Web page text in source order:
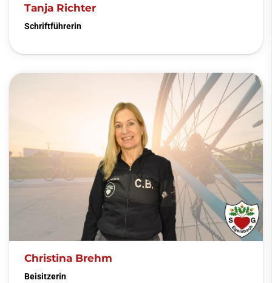
Tanja Richter
Schriftführerin
Christina Brehm
Beisitzerin